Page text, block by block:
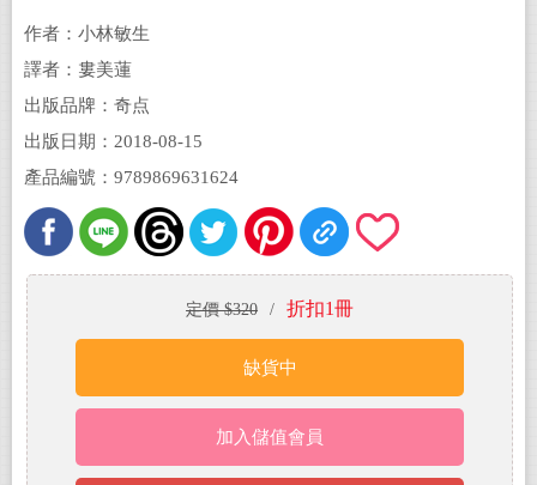
作者：小林敏生
譯者：婁美蓮
出版品牌：奇点
出版日期：2018-08-15
產品編號：9789869631624
定價 $320 / 折扣1冊
缺貨中
加入儲值會員